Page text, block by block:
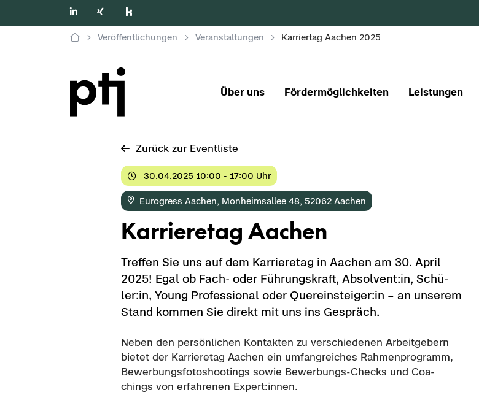
Veröffentlichungen Veranstaltungen Karriertag Aachen 2025
Über uns Fördermöglichkeiten Leistungen
Zu­rück zur Event­lis­te
30.04.2025 10:00 - 17:00 Uhr
Eu­ro­gress Aa­chen, Mon­heim­s­al­lee 48, 52062 Aa­chen
Kar­rie­re­tag Aa­chen
Tref­fen Sie uns auf dem Kar­rie­re­tag in Aa­chen am 30. April
2025! Egal ob Fach- oder Füh­rungs­kraft, Ab­sol­vent:in, Schü­
ler:in, Young Pro­fes­sio­nal oder Quer­ein­stei­ger:in – an un­se­rem
Stand kom­men Sie di­rekt mit uns ins Ge­spräch.
Neben den per­sön­li­chen Kon­tak­ten zu ver­schie­de­nen Ar­beit­ge­bern
bie­tet der Kar­rie­re­tag Aa­chen ein um­fang­rei­ches Rah­men­pro­gramm,
Be­wer­bungs­fo­to­shoo­tings sowie Bewerbungs-​Checks und Coa­
chings von er­fah­re­nen Ex­pert:innen.